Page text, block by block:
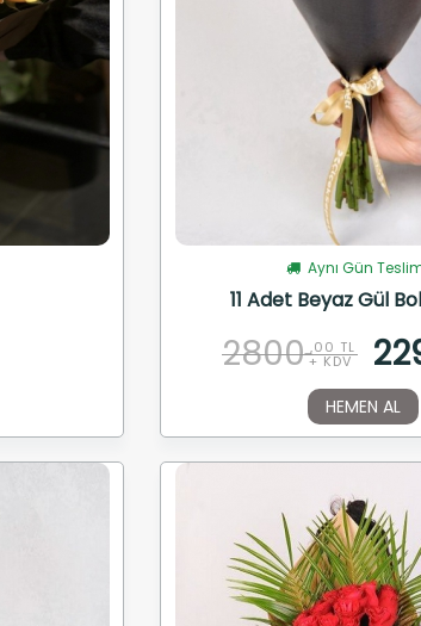
Aynı Gün
11 Adet Beyaz Gül
2800 ,00 TL
+ KDV
HEMEN AL